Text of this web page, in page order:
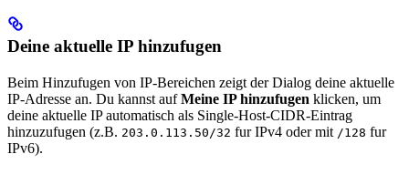
Deine aktuelle IP hinzufugen
Beim Hinzufugen von IP-Bereichen zeigt der Dialog deine aktuelle
IP-Adresse an. Du kannst aufMeine IP hinzufugen klicken, um
deine aktuelle IP automatisch als Single-Host-CIDR-Eintrag
hinzuzufugen (z.B. 203.0.113.50/32 fur IPv4 oder mit /128 fur
IPv6).